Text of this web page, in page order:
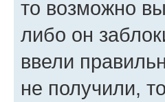
то возможно
либо он
ввели
не получили,